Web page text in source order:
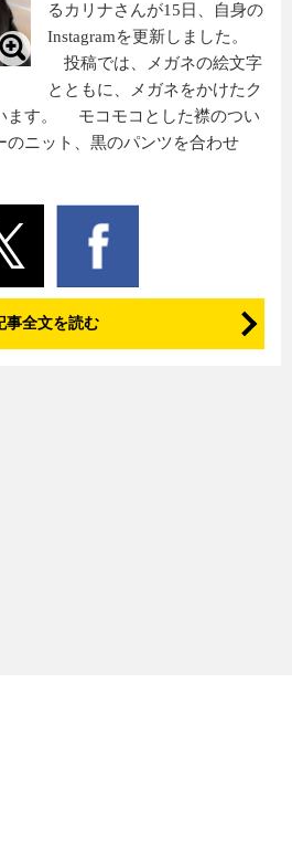
るカリナさんが15日、自身の
Instagramを更新しました。
投稿では、メガネの絵文字
とともに、メガネをかけたク
ます。 モコモコとした襟のつい
のニット、黒のパンツを合わせ
事全文を読む